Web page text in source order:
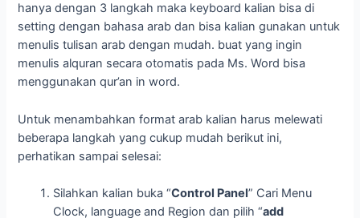
hanya dengan 3 langkah maka keyboard kalian bisa di
setting dengan bahasa arab dan bisa kalian gunakan untuk
menulis tulisan arab dengan mudah. buat yang ingin
menulis alquran secara otomatis pada Ms. Word bisa
menggunakan qur’an in word.
Untuk menambahkan format arab kalian harus melewati
beberapa langkah yang cukup mudah berikut ini,
perhatikan sampai selesai:
Silahkan kalian buka “Control Panel” Cari Menu
Clock, language and Region dan pilih “add